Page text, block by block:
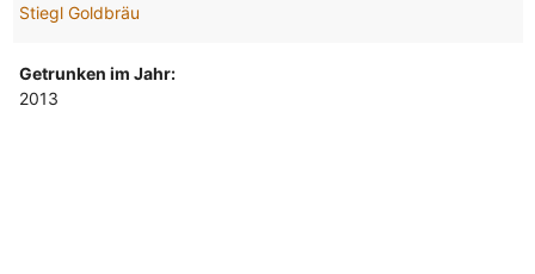
Stiegl Goldbräu
Getrunken im Jahr:
2013